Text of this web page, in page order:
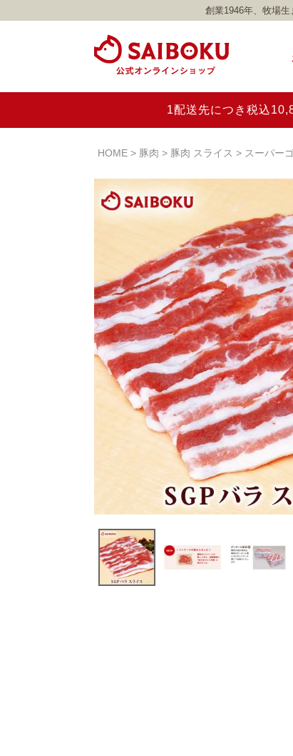
創業1946年、牧場
1配送先につき税込
HOME 豚肉 豚肉 スライス スーパー